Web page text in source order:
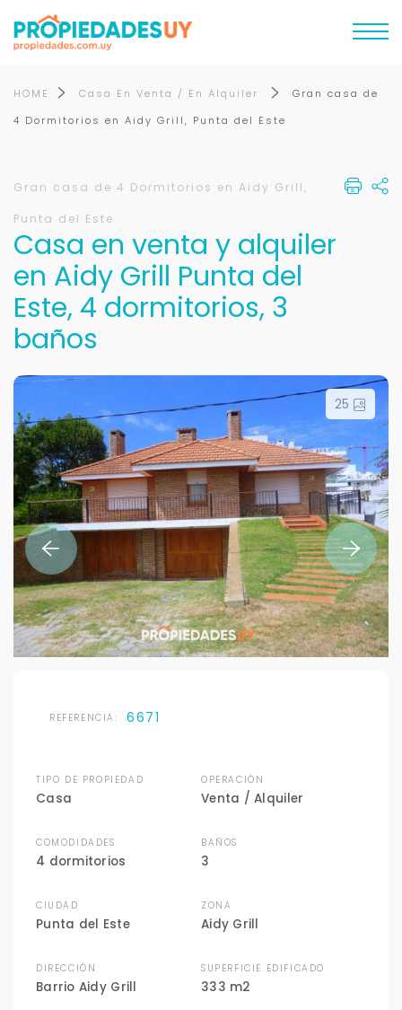
HOME Casa En Venta / En Alquiler
Gran casa de
4 Dormitorios en Aidy Grill, Punta del Este
Gran casa de 4 Dormitorios en Aidy Grill,
Punta del Este
Casa en venta y alquiler
en Aidy Grill Punta del
Este, 4 dormitorios, 3
baños
25
REFERENCIA: 6671
TIPO DE PROPIEDAD
Casa
OPERACIÓN
Venta / Alquiler
COMODIDADES
4 dormitorios
BAÑOS
3
CIUDAD
Punta del Este
ZONA
Aidy Grill
DIRECCIÓN
Barrio Aidy Grill
SUPERFICIE EDIFICADO
333 m2